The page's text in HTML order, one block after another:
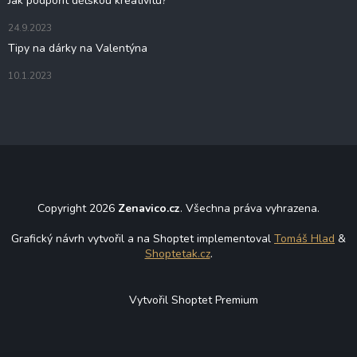
24.9.2023
Tipy na dárky na Valentýna
10.1.2023
Copyright 2026 Zenavico.cz. Všechna práva vyhrazena.
Grafický návrh vytvořil a na Shoptet implementoval Tomáš Hlad &
Shoptetak.cz.
Vytvořil Shoptet Premium